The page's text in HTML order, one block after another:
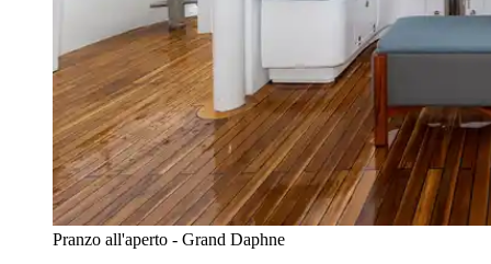
Pranzo all'aperto - Grand Daphne